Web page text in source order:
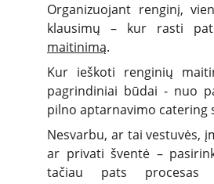
Organizuojant renginį,
klausimų – kur rasti
maitinimą.
Kur ieškoti renginių
pagrindiniai būdai - nuo
pilno aptarnavimo catering
Nesvarbu, ar tai vestuvės,
ar privati šventė –
tačiau pats procesas